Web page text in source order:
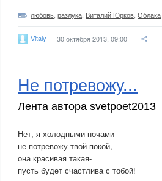
любовь разлука Виталий Юрков Облака
Vitaly 30 октября 2013, 09:00
Не потревожу...
Лента автора svetpoet2013
Нет, я холодными ночами
не потревожу твой покой,
она красивая такая-
пусть будет счастлива с тобой!